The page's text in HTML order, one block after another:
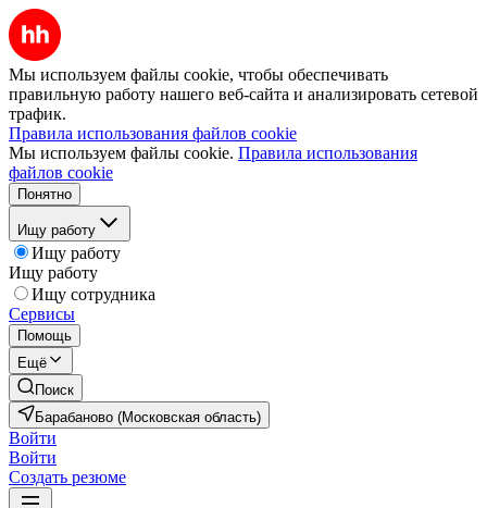
Мы используем файлы cookie, чтобы обеспечивать
правильную работу нашего веб-сайта и анализировать сетевой
трафик.
Правила использования файлов cookie
Мы используем файлы cookie. Правила использования
файлов cookie
Понятно
Ищу работу
Ищу работу
Ищу работу
Ищу сотрудника
Сервисы
Помощь
Ещё
Поиск
Барабаново (Московская область)
Войти
Войти
Создать резюме